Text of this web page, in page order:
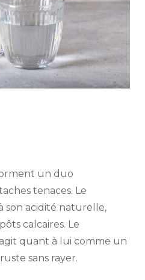
un duo
tenaces. Le
son acidité naturelle,
calcaires. Le
quant à lui comme un
sans rayer.